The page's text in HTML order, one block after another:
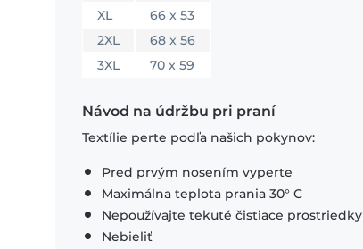
XL
66 x 53
2XL
68 x 56
3XL
70 x 59
Návod na údržbu pri praní
Textílie perte podľa našich pokynov:
Pred prvým nosením vyperte
Maximálna teplota prania 30° C
Nepoužívajte tekuté čistiace prostriedky
Nebieliť